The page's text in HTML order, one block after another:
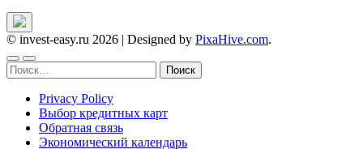
© invest-easy.ru 2026 | Designed by PixaHive.com.
Найти:
Privacy Policy
Выбор кредитных карт
Обратная связь
Экономический календарь